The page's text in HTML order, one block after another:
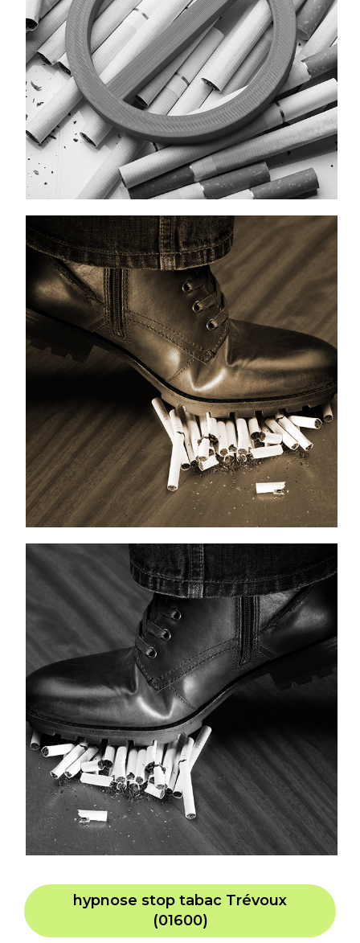
hypnose stop tabac Trévoux
(01600)